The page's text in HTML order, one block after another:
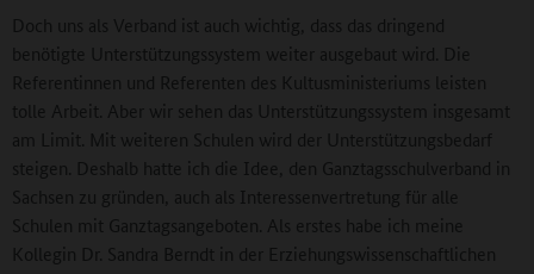
Doch uns als Verband ist auch wichtig, dass das dringend
benötigte Unterstützungssystem weiter ausgebaut wird. Die
Referentinnen und Referenten des Kultusministeriums leisten
tolle Arbeit. Aber wir sehen das Unterstützungssystem insgesamt
am Limit. Mit weiteren Schulen wird der Unterstützungsbedarf
steigen. Deshalb hatte ich die Idee, den Ganztagsschulverband in
Sachsen zu gründen, auch als Interessenvertretung für alle
Schulen mit Ganztagsangeboten. Als erstes habe ich meine
Kollegin Dr. Sandra Berndt in der Erziehungswissenschaftlichen